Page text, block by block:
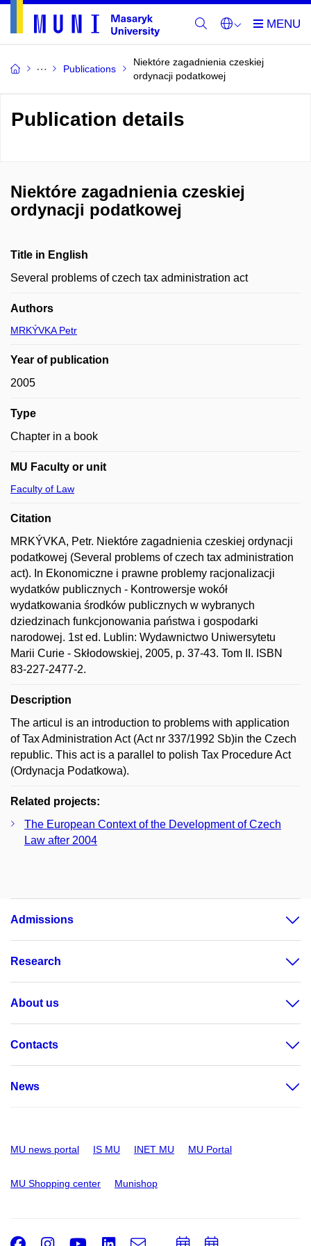
Publications
Niektóre zagadnienia czeskiej
ordynacji podatkowej
Publication details
Niektóre zagadnienia czeskiej
ordynacji podatkowej
Title in English
Several problems of czech tax administration act
Authors
MRKÝVKA Petr
Year of publication
2005
Type
Chapter in a book
MU Faculty or unit
Faculty of Law
Citation
MRKÝVKA, Petr. Niektóre zagadnienia czeskiej ordynacji
podatkowej (Several problems of czech tax administration
act). In Ekonomiczne i prawne problemy racjonalizacji
wydatków publicznych - Kontrowersje wokół
wydatkowania środków publicznych w wybranych
dziedzinach funkcjonowania państwa i gospodarki
narodowej. 1st ed. Lublin: Wydawnictwo Uniwersytetu
Marii Curie - Skłodowskiej, 2005, p. 37-43. Tom II. ISBN
83-227-2477-2.
Description
The articul is an introduction to problems with application
of Tax Administration Act (Act nr 337/1992 Sb)in the Czech
republic. This act is a parallel to polish Tax Procedure Act
(Ordynacja Podatkowa).
Related projects:
The European Context of the Development of Czech
Law after 2004
Admissions
Research
About us
Contacts
News
MU news portal IS MU INET MU MU Portal
MU Shopping center Munishop